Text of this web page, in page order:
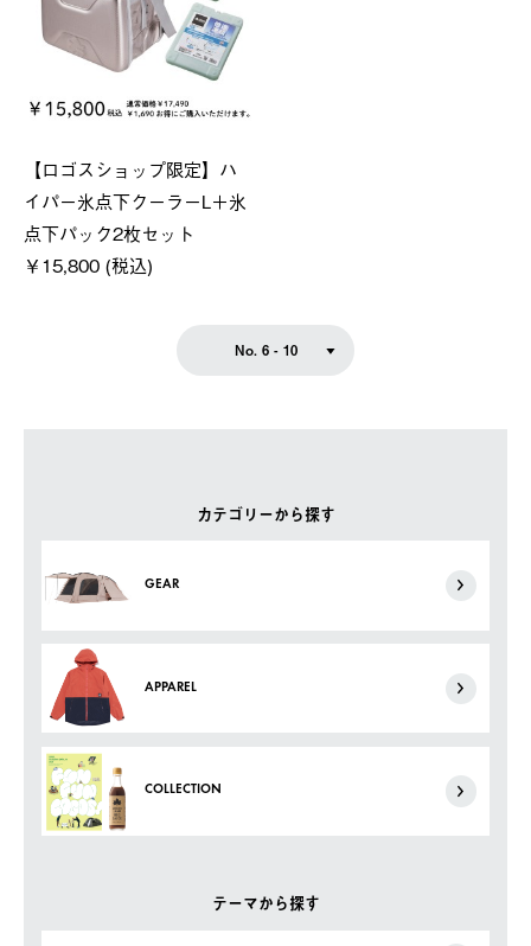
カテゴリーから探す
GEAR
APPAREL
COLLECTION
テーマから探す
【ロゴスショップ限定】ハ
イパー氷点下クーラーL＋氷
点下パック2枚セット
￥15,800 (税込)
No. 6 - 10